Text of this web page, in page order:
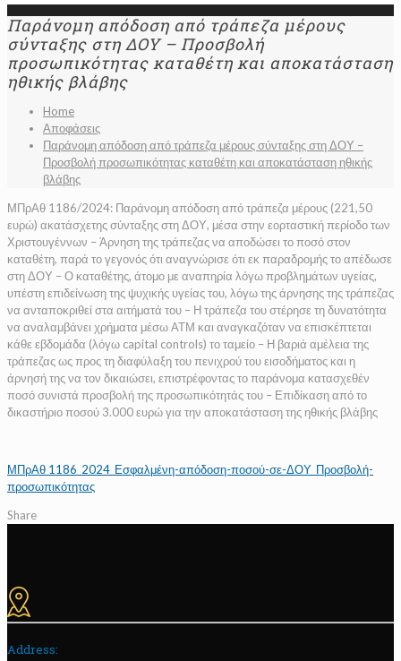
Παράνομη απόδοση από τράπεζα μέρους
σύνταξης στη ΔΟΥ – Προσβολή
προσωπικότητας καταθέτη και αποκατάσταση
ηθικής βλάβης
Home
Αποφάσεις
Παράνομη απόδοση από τράπεζα μέρους σύνταξης στη ΔΟΥ –
Προσβολή προσωπικότητας καταθέτη και αποκατάσταση ηθικής
βλάβης
ΜΠρΑθ 1186/2024: Παράνομη απόδοση από τράπεζα μέρους (221,50
ευρώ) ακατάσχετης σύνταξης στη ΔΟΥ, μέσα στην εορταστική περίοδο των
Χριστουγέννων – Άρνηση της τράπεζας να αποδώσει το ποσό στον
καταθέτη, παρά το γεγονός ότι αναγνώρισε ότι εκ παραδρομής το απέδωσε
στη ΔΟΥ – Ο καταθέτης, άτομο με αναπηρία λόγω προβλημάτων υγείας,
υπέστη επιδείνωση της ψυχικής υγείας του, λόγω της άρνησης της τράπεζας
να ανταποκριθεί στα αιτήματά του – Η τράπεζα του στέρησε τη δυνατότητα
να αναλαμβάνει χρήματα μέσω ΑΤΜ και αναγκαζόταν να επισκέπτεται
κάθε εβδομάδα (λόγω capital controls) το ταμείο – Η βαριά αμέλεια της
τράπεζας ως προς τη διαφύλαξη του πενιχρού του εισοδήματος και η
άρνησή της να τον δικαιώσει, επιστρέφοντας το παράνομα κατασχεθέν
ποσό συνιστά προσβολή της προσωπικότητάς του – Επιδίκαση από το
δικαστήριο ποσού 3.000 ευρώ για την αποκατάσταση της ηθικής βλάβης
ΜΠρΑθ 1186_2024_Εσφαλμένη-απόδοση-ποσού-σε-ΔΟΥ_Προσβολή-
προσωπικότητας
Share
Address: